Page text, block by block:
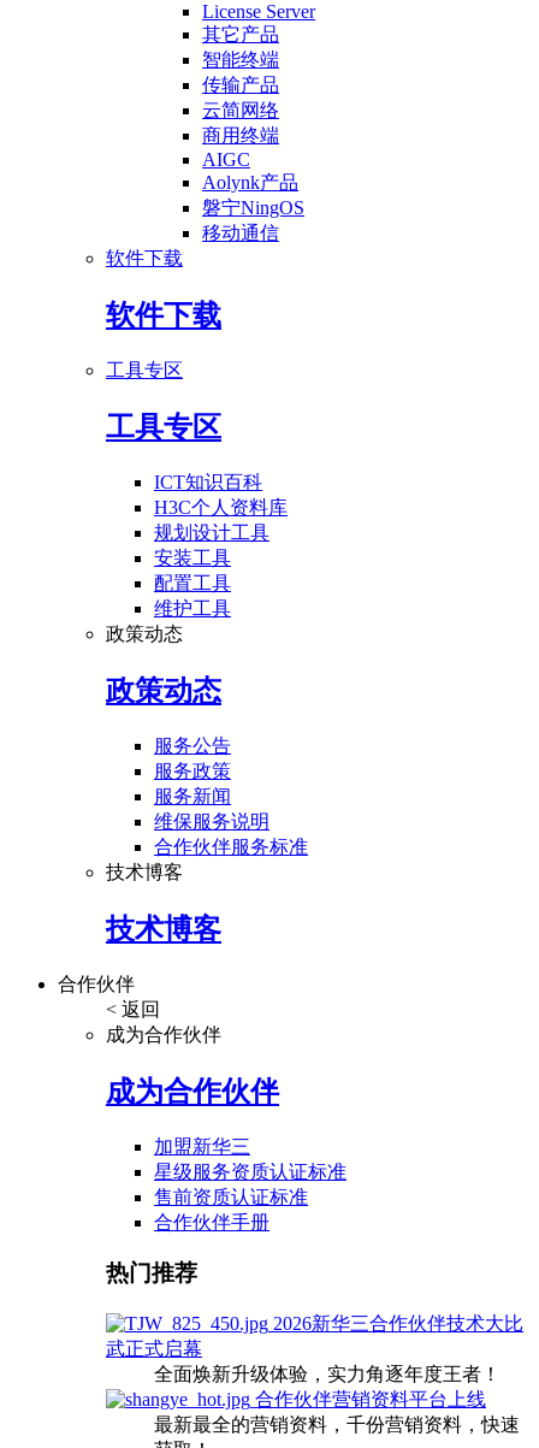
License Server
其它产品
智能终端
传输产品
云简网络
商用终端
AIGC
Aolynk产品
磐宁NingOS
移动通信
软件下载
软件下载
工具专区
工具专区
ICT知识百科
H3C个人资料库
规划设计工具
安装工具
配置工具
维护工具
政策动态
政策动态
服务公告
服务政策
服务新闻
维保服务说明
合作伙伴服务标准
技术博客
技术博客
合作伙伴
< 返回
成为合作伙伴
成为合作伙伴
加盟新华三
星级服务资质认证标准
售前资质认证标准
合作伙伴手册
热门推荐
2026新华三合作伙伴技术大比
武正式启幕
全面焕新升级体验，实力角逐年度王者！
合作伙伴营销资料平台上线
最新最全的营销资料，千份营销资料，快速